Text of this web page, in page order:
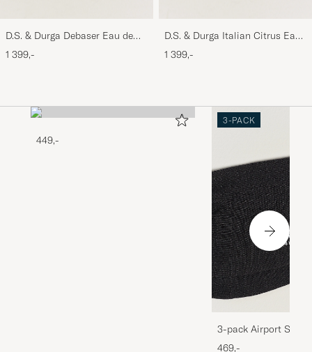
D.S. & Durga Debaser Eau de
Parfum 50ml
1 399,-
D.S. & Durga Italian Citrus Eau
de Parfum 50ml
1 399,-
449,-
3-PACK
3-pack Airport
Melange
469,-